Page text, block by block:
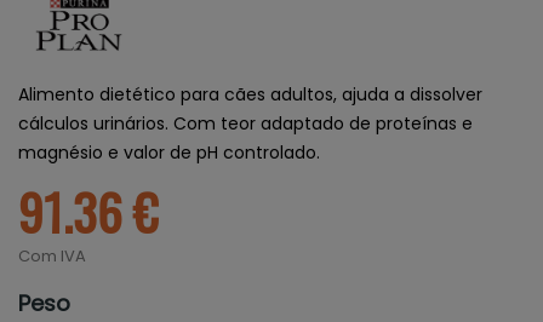
Alimento dietético para cães adultos, ajuda a dissolver
cálculos urinários. Com teor adaptado de proteínas e
magnésio e valor de pH controlado.
91.36 €
Com IVA
Peso